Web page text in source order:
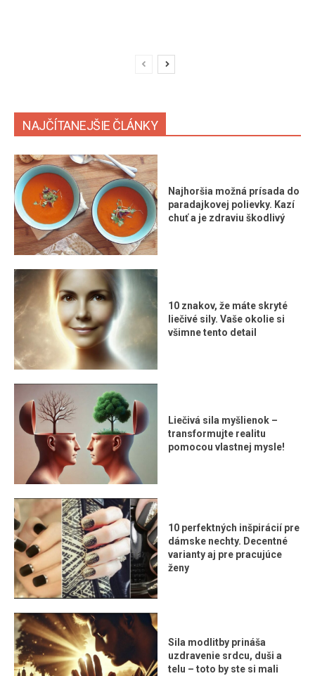
NAJČÍTANEJŠIE ČLÁNKY
Najhoršia možná prísada do
paradajkovej polievky. Kazí
chuť a je zdraviu škodlivý
10 znakov, že máte skryté
liečivé sily. Vaše okolie si
všimne tento detail
Liečivá sila myšlienok –
transformujte realitu
pomocou vlastnej mysle!
10 perfektných inšpirácií pre
dámske nechty. Decentné
varianty aj pre pracujúce
ženy
Sila modlitby prináša
uzdravenie srdcu, duši a
telu – toto by ste si mali